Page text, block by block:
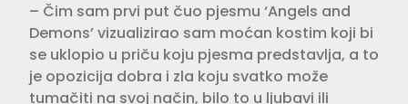
– Čim sam prvi put čuo pjesmu ‘Angels and
Demons’ vizualizirao sam moćan kostim koji bi
se uklopio u priču koju pjesma predstavlja, a to
je opozicija dobra i zla koju svatko može
tumačiti na svoj način, bilo to u ljubavi ili